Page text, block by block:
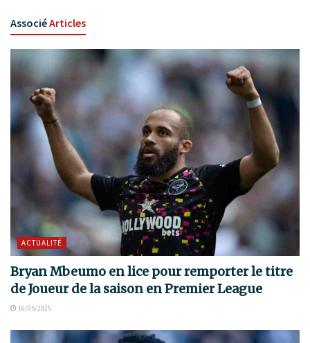
AssociéArticles
ACTUALITÉ
Bryan Mbeumo en lice pour remporter le titre
de Joueur de la saison en Premier League
16/05/2025